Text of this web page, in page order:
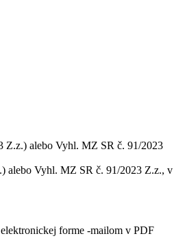
Z.z.) alebo Vyhl. MZ SR č. 91/2023
alebo Vyhl. MZ SR č. 91/2023 Z.z., v
forme -mailom v PDF